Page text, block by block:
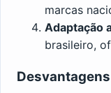
marcas
Adaptação
brasileiro,
Desvantagens